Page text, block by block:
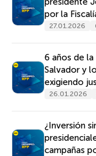
por la
27.01.2026
6 años de
Salvador y
exigiendo
26.01.2026
¿Inversión
campañas